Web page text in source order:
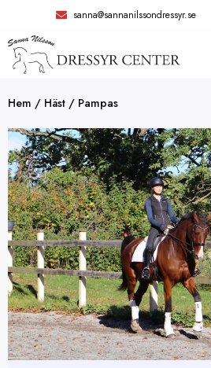
sanna@sannanilssondressyr.se
Hem / Häst / Pampas